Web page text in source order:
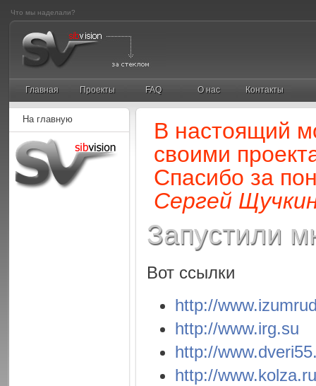
Что мы наделали?
Главная Проекты FAQ О нас Контакты
На главную
В настоящий
своими
Спасибо за
Сергей
Запустили
Вот ссылки
http://
http://www.irg.su
http://
http://www.kolza.ru